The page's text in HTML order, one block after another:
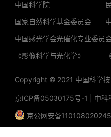
中国科学院
国家自然科学基金委员会
中国感光学会光催化专业委员
《影像科学与光化学》
Copyright © 2021 中国科学技
京ICP备05030175号-1 中科
京公网安备